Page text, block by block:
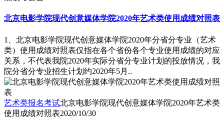
北京电影学院现代创意媒体学院2020年艺术类使用成绩对照表
1、北京电影学院现代创意媒体学院2020年分省分专业（艺术
类）使用成绩对照表仅指在各个省份各个专业使用成绩的对应
关系，不代表我院2020年实际分省分专业计划的投放情况，我
院分省分专业招生计划约2020年5月..
艺术类报名考试北京电影学院现代创意媒体学院2020年艺术类
使用成绩对照表2020/10/30